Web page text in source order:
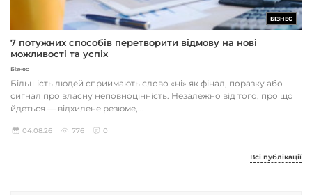
БІЗНЕС
7 потужних способів перетворити відмову на нові
можливості та успіх
Бізнес
Більшість людей сприймають слово «ні» як фінал, поразку або
сигнал про власну неповноцінність. Незалежно від того, про що
йдеться — відхилене резюме,...
04.08.26 776 0
Всі публікації